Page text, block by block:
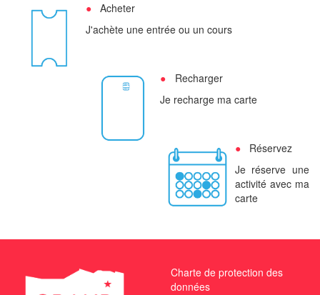
Acheter
J'achète une entrée ou un cours
Recharger
Je recharge ma carte
Réservez
Je réserve une
activité avec ma
carte
Charte de protection des
données